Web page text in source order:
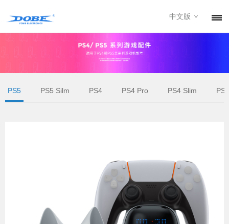
中文版
PS5 PS5 Silm PS4 PS4 Pro PS4 Slim PS3